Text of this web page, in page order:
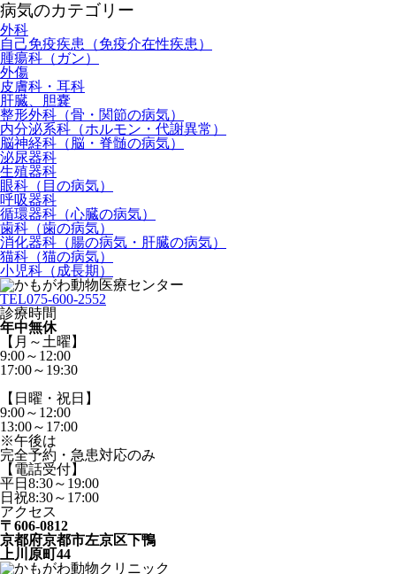
病気のカテゴリー
外科
自己免疫疾患（免疫介在性疾患）
腫瘍科（ガン）
外傷
皮膚科・耳科
肝臓、胆嚢
整形外科（骨・関節の病気）
内分泌系科（ホルモン・代謝異常）
脳神経科（脳・脊髄の病気）
泌尿器科
生殖器科
眼科（目の病気）
呼吸器科
循環器科（心臓の病気）
歯科（歯の病気）
消化器科（腸の病気・肝臓の病気）
猫科（猫の病気）
小児科（成長期）
TEL075-600-2552
診療時間
年中無休
【月～土曜】
9:00～12:00
17:00～19:30
【日曜・祝日】
9:00～12:00
13:00～17:00
※午後は
完全予約・急患対応のみ
【電話受付】
平日8:30～19:00
日祝8:30～17:00
アクセス
〒606-0812
京都府京都市左京区下鴨
上川原町44